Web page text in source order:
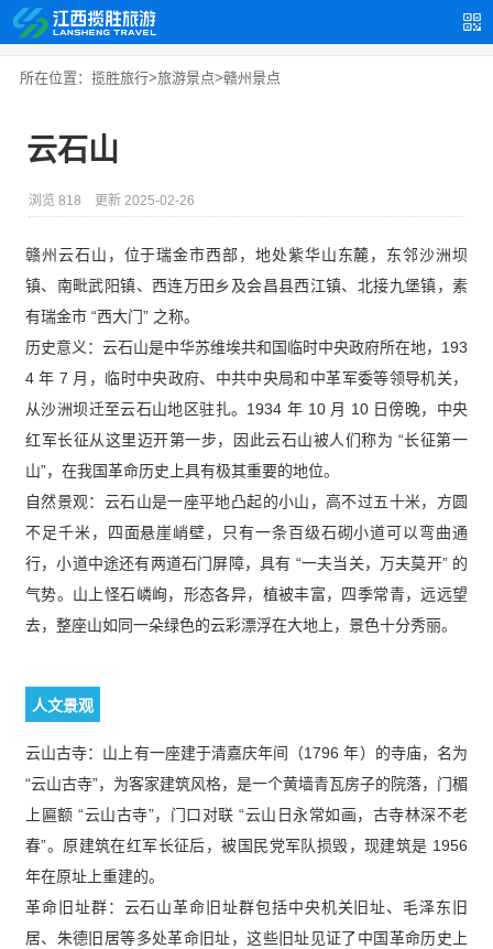
所在位置： 揽胜旅行>旅游景点>赣州景点
云石山
浏览 818 更新 2025-02-26
赣州云石山，位于瑞金市西部，地处紫华山东麓，东邻沙洲坝
镇、南毗武阳镇、西连万田乡及会昌县西江镇、北接九堡镇，素
有瑞金市 “西大门” 之称。
历史意义：云石山是中华苏维埃共和国临时中央政府所在地，193
4 年 7 月，临时中央政府、中共中央局和中革军委等领导机关，
从沙洲坝迁至云石山地区驻扎。1934 年 10 月 10 日傍晚，中央
红军长征从这里迈开第一步，因此云石山被人们称为 “长征第一
山”，在我国革命历史上具有极其重要的地位。
自然景观：云石山是一座平地凸起的小山，高不过五十米，方圆
不足千米，四面悬崖峭壁，只有一条百级石砌小道可以弯曲通
行，小道中途还有两道石门屏障，具有 “一夫当关，万夫莫开” 的
气势。山上怪石嶙峋，形态各异，植被丰富，四季常青，远远望
去，整座山如同一朵绿色的云彩漂浮在大地上，景色十分秀丽。
人文景观
云山古寺：山上有一座建于清嘉庆年间（1796 年）的寺庙，名为
“云山古寺”，为客家建筑风格，是一个黄墙青瓦房子的院落，门楣
上匾额 “云山古寺”，门口对联 “云山日永常如画，古寺林深不老
春”。原建筑在红军长征后，被国民党军队损毁，现建筑是 1956
年在原址上重建的。
革命旧址群：云石山革命旧址群包括中央机关旧址、毛泽东旧
居、朱德旧居等多处革命旧址，这些旧址见证了中国革命历史上